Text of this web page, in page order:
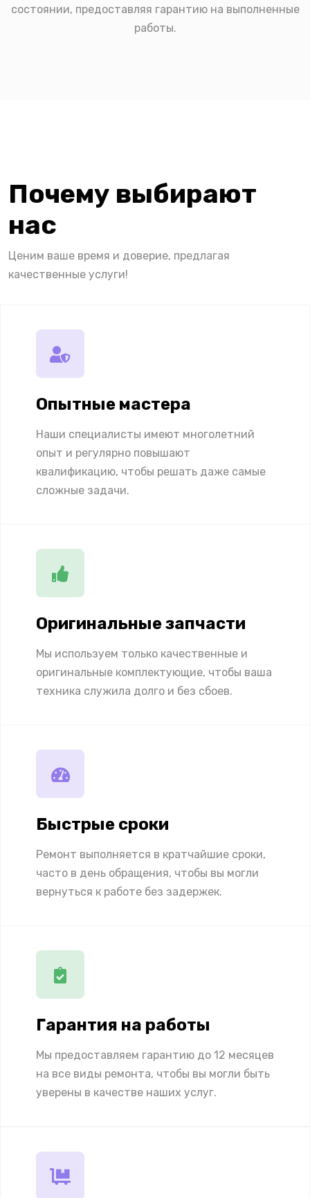
состоянии, предоставляя гарантию на выполненные
работы.
Почему выбирают
нас
Ценим ваше время и доверие, предлагая
качественные услуги!
Опытные мастера
Наши специалисты имеют многолетний
опыт и регулярно повышают
квалификацию, чтобы решать даже самые
сложные задачи.
Оригинальные запчасти
Мы используем только качественные и
оригинальные комплектующие, чтобы ваша
техника служила долго и без сбоев.
Быстрые сроки
Ремонт выполняется в кратчайшие сроки,
часто в день обращения, чтобы вы могли
вернуться к работе без задержек.
Гарантия на работы
Мы предоставляем гарантию до 12 месяцев
на все виды ремонта, чтобы вы могли быть
уверены в качестве наших услуг.